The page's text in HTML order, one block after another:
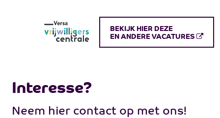
BEKIJK HIER DEZE
EN ANDERE VACATURES
Interesse?
​​​​​​​Neem hier contact op met ons!